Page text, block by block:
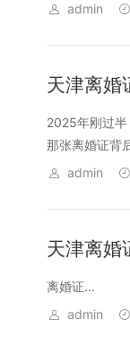
admin
天津离婚
2025年刚过半
那张离婚证背
admin
天津离婚
离婚证...
admin